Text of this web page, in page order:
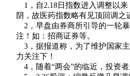
1，自2.18日指数进入调整以
阴，故医药指数略有见顶回调之
2，早盘由券商所引导的一轮
注！如：招商证券等。
3，据报道称，为了维护国家
力关注下！
4，随着“两会”的临近，投资